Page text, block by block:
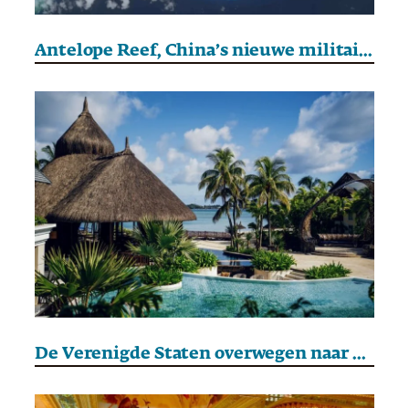
Antelope Reef, China’s nieuwe militaire buitenpost
De Verenigde Staten overwegen naar verluidt de Chagos-eilanden te kopen